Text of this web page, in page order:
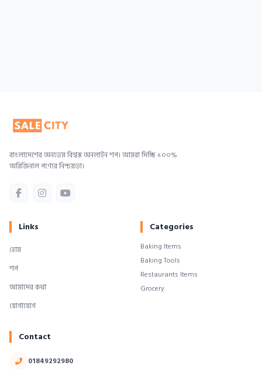
বাংলাদেশের অন্যতম বিশ্বস্ত অনলাইন শপ। আমরা দিচ্ছি ১০০%
অরিজিনাল পণ্যের নিশ্চয়তা।
Links
হোম
শপ
আমাদের কথা
যোগাযোগ
Categories
Baking Items
Baking Tools
Restaurants Items
Grocery
Contact
01849292980